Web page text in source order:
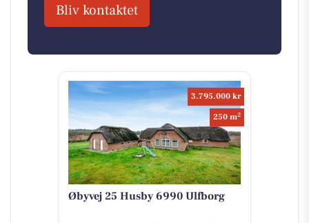
Bliv kontaktet
3.795.000 kr
250 m2
Øbyvej 25 Husby 6990 Ulfborg